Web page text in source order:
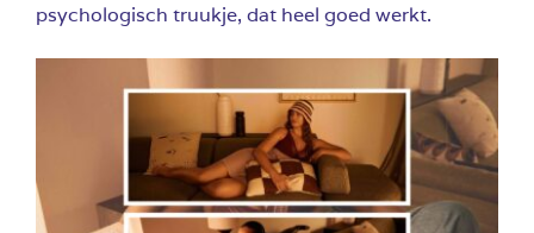
psychologisch truukje, dat heel goed werkt.